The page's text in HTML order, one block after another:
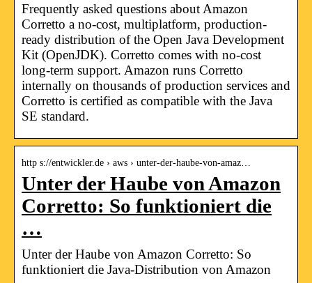
Frequently asked questions about Amazon
Corretto a no-cost, multiplatform, production-
ready distribution of the Open Java Development
Kit (OpenJDK). Corretto comes with no-cost
long-term support. Amazon runs Corretto
internally on thousands of production services and
Corretto is certified as compatible with the Java
SE standard.
http s://entwickler.de › aws › unter-der-haube-von-amaz…
Unter der Haube von Amazon
Corretto: So funktioniert die
…
Unter der Haube von Amazon Corretto: So
funktioniert die Java-Distribution von Amazon